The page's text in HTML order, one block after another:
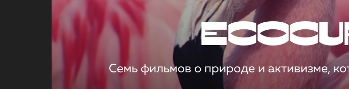
Семь фильмов о природе и активизме,